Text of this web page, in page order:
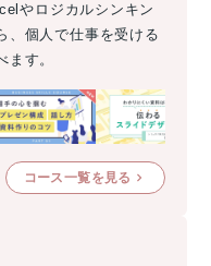
やロジカルシンキン
、個人で仕事を受ける
す。
コース一覧を見る